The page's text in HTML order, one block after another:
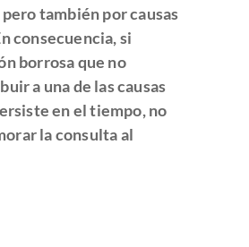
también por causas
consecuencia, si
borrosa que no
a una de las causas
en el tiempo, no
la consulta al